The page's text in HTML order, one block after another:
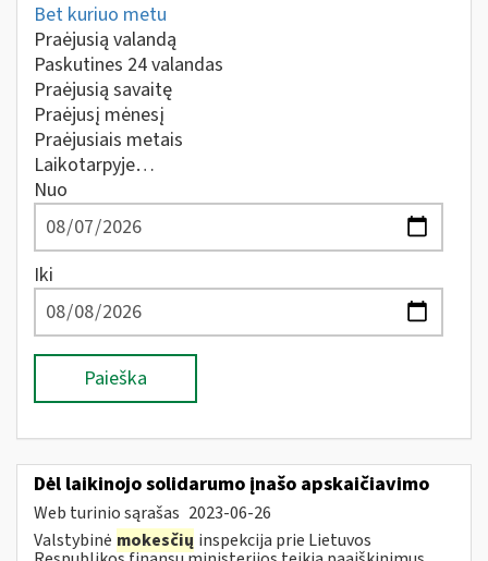
Bet kuriuo metu
Praėjusią valandą
Paskutines 24 valandas
Praėjusią savaitę
Praėjusį mėnesį
Praėjusiais metais
Laikotarpyje…
Nuo
Iki
Paieška
Dėl laikinojo solidarumo įnašo apskaičiavimo
Web turinio sąrašas 2023-06-26
Valstybinė mokesčių inspekcija prie Lietuvos